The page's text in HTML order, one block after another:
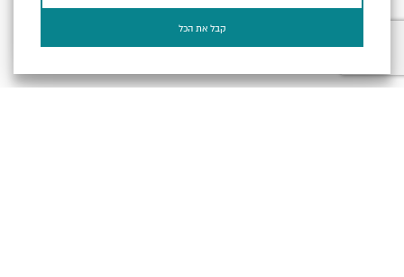
אני מאשר/ת שקראתי ומסכים/הלמדיניות הפרטיות ולמדיניות
קבל את הכל